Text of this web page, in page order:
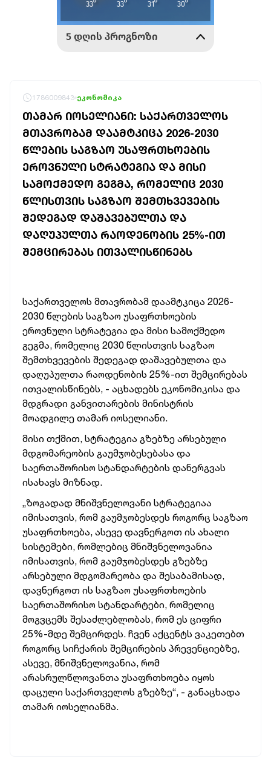
1786009843 ეკონომიკა
ᲗᲐᲛᲐᲠ ᲘᲝᲡᲔᲚᲘᲐᲜᲘ: ᲡᲐᲥᲐᲠᲗᲕᲔᲚᲝᲡ
ᲛᲗᲐᲕᲠᲝᲑᲐᲛ ᲓᲐᲐᲛᲢᲙᲘᲪᲐ 2026-2030
ᲬᲚᲔᲑᲘᲡ ᲡᲐᲒᲖᲐᲝ ᲣᲡᲐᲤᲠᲗᲮᲝᲔᲑᲘᲡ
ᲔᲠᲝᲕᲜᲣᲚᲘ ᲡᲢᲠᲐᲢᲔᲒᲘᲐ ᲓᲐ ᲛᲘᲡᲘ
ᲡᲐᲛᲝᲥᲛᲔᲓᲝ ᲒᲔᲒᲛᲐ, ᲠᲝᲛᲔᲚᲘᲪ 2030
ᲬᲚᲘᲡᲗᲕᲘᲡ ᲡᲐᲒᲖᲐᲝ ᲨᲔᲛᲗᲮᲕᲔᲕᲔᲑᲘᲡ
ᲨᲔᲓᲔᲒᲐᲓ ᲓᲐᲨᲐᲕᲔᲑᲣᲚᲗᲐ ᲓᲐ
ᲓᲐᲦᲣᲞᲣᲚᲗᲐ ᲠᲐᲝᲓᲔᲜᲝᲑᲘᲡ 25%-ᲘᲗ
ᲨᲔᲛᲪᲘᲠᲔᲑᲐᲡ ᲘᲗᲕᲐᲚᲘᲡᲬᲘᲜᲔᲑᲡ
საქართველოს მთავრობამ დაამტკიცა 2026-
2030 წლების საგზაო უსაფრთხოების
ეროვნული სტრატეგია და მისი სამოქმედო
გეგმა, რომელიც 2030 წლისთვის საგზაო
შემთხვევების შედეგად დაშავებულთა და
დაღუპულთა რაოდენობის 25%-ით შემცირებას
ითვალისწინებს, - აცხადებს ეკონომიკისა და
მდგრადი განვითარების მინისტრის
მოადგილე თამარ იოსელიანი.
მისი თქმით, სტრატეგია გზებზე არსებული
მდგომარეობის გაუმჯობესებასა და
საერთაშორისო სტანდარტების დანერგვას
ისახავს მიზნად.
„ზოგადად მნიშვნელოვანი სტრატეგიაა
იმისათვის, რომ გაუმჯობესდეს როგორც საგზაო
უსაფრთხოება, ასევე დავნერგოთ ის ახალი
სისტემები, რომლებიც მნიშვნელოვანია
იმისათვის, რომ გაუმჯობესდეს გზებზე
არსებული მდგომარეობა და შესაბამისად,
დავნერგოთ ის საგზაო უსაფრთხოების
საერთაშორისო სტანდარტები, რომელიც
მოგვცემს შესაძლებლობას, რომ ეს ციფრი
25%-მდე შემცირდეს. ჩვენ აქცენტს ვაკეთებთ
როგორც სიჩქარის შემცირების პრევენციებზე,
ასევე, მნიშვნელოვანია, რომ
არასრულწლოვანთა უსაფრთხოება იყოს
დაცული საქართველოს გზებზე“, - განაცხადა
თამარ იოსელიანმა.